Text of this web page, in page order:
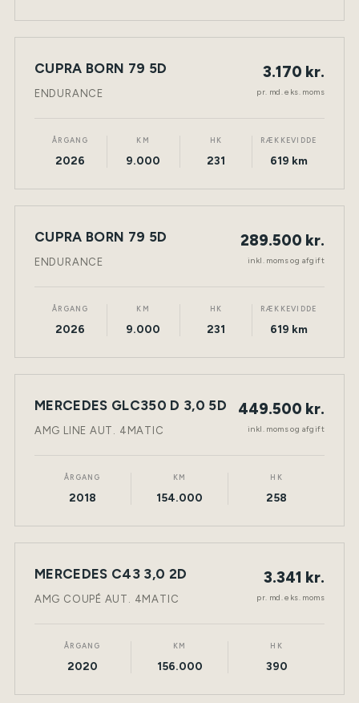
LEASING NY BIL TØNDER
CUPRA BORN 79 5D
ENDURANCE
3.170 kr.
pr. md. eks. moms
ÅRGANG
2026
KM
9.000
HK
231
RÆKKEVIDDE
619 km
NY BIL ELEKTRISK TØNDER
CUPRA BORN 79 5D
ENDURANCE
289.500 kr.
inkl. moms og afgift
ÅRGANG
2026
KM
9.000
HK
231
RÆKKEVIDDE
619 km
NY BIL DIESEL TØNDER
MERCEDES GLC350 D 3,0 5D
AMG LINE AUT. 4MATIC
449.500 kr.
inkl. moms og afgift
ÅRGANG
2018
KM
154.000
HK
258
LEASING NY BIL TØNDER
MERCEDES C43 3,0 2D
AMG COUPÉ AUT. 4MATIC
3.341 kr.
pr. md. eks. moms
ÅRGANG
2020
KM
156.000
HK
390